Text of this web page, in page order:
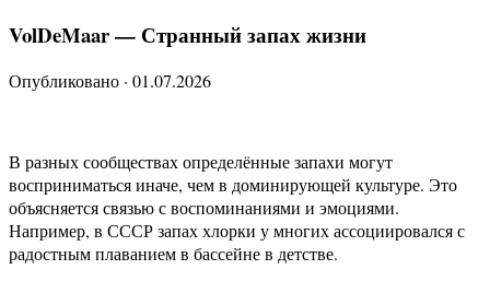
VolDeMaar — Странный запах жизни
Опубликовано · 01.07.2026
В разных сообществах определённые запахи могут
восприниматься иначе, чем в доминирующей культуре. Это
объясняется связью с воспоминаниями и эмоциями.
Например, в СССР запах хлорки у многих ассоциировался с
радостным плаванием в бассейне в детстве.